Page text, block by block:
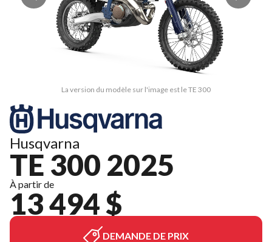
La version du modèle sur l'image est le TE 300
Husqvarna
TE 300 2025
À partir de
13 494 $
DEMANDE DE PRIX